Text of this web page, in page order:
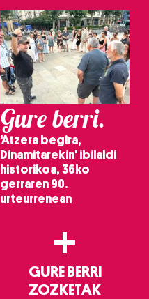
Gure berri.
'Atzera begira,
Dinamitarekin' ibilaldi
historikoa, 36ko
gerraren 90.
urteurrenean
+
GURE BERRI
ZOZKETAK